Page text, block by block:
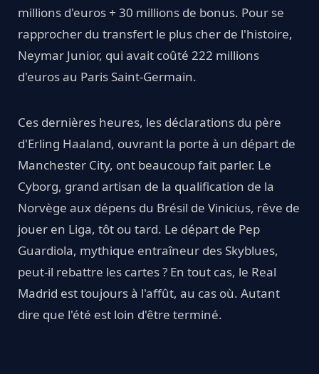
millions d'euros + 30 millions de bonus. Pour se
rapprocher du transfert le plus cher de l'histoire,
Neymar Junior, qui avait coûté 222 millions
d'euros au Paris Saint-Germain.
Ces dernières heures, les déclarations du père
d'Erling Haaland, ouvrant la porte à un départ de
Manchester City, ont beaucoup fait parler. Le
Cyborg, grand artisan de la qualification de la
Norvège aux dépens du Brésil de Vinicius, rêve de
jouer en Liga, tôt ou tard. Le départ de Pep
Guardiola, mythique entraîneur des Skyblues,
peut-il rebattre les cartes ? En tout cas, le Real
Madrid est toujours à l'affût, au cas où. Autant
dire que l'été est loin d'être terminé.